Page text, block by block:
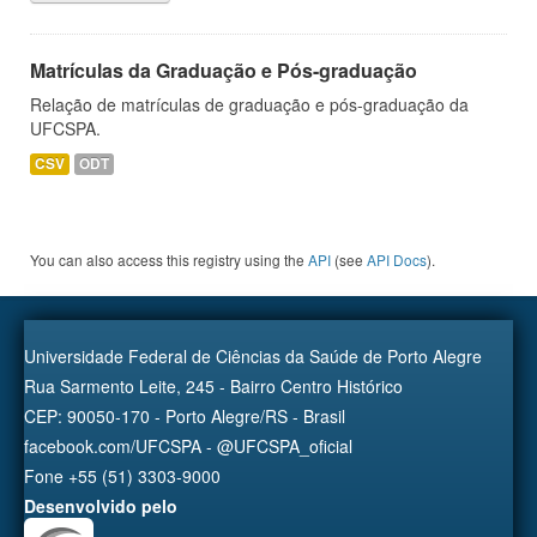
Matrículas da Graduação e Pós-graduação
Relação de matrículas de graduação e pós-graduação da
UFCSPA.
CSV ODT
You can also access this registry using the API (see API Docs).
Universidade Federal de Ciências da Saúde de Porto Alegre
Rua Sarmento Leite, 245 - Bairro Centro Histórico
CEP: 90050-170 - Porto Alegre/RS - Brasil
facebook.com/UFCSPA - @UFCSPA_oficial
Fone +55 (51) 3303-9000
Desenvolvido pelo